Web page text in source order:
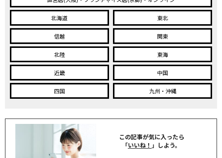
北海道 東北
信越 関東
北陸 東海
近畿 中国
四国 九州・沖縄
この記事が気に入ったら
「いいね！ 」しよう。